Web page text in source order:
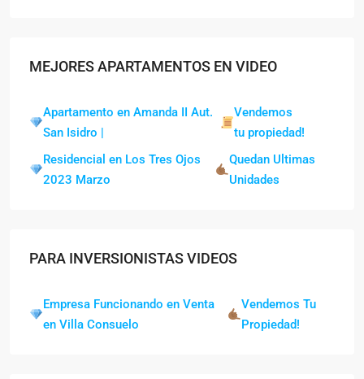
MEJORES APARTAMENTOS EN VIDEO
Apartamento en Amanda II Aut.
San Isidro |
Vendemos
tu propiedad!
Residencial en Los Tres Ojos
2023 Marzo
Quedan Ultimas
Unidades
PARA INVERSIONISTAS VIDEOS
Empresa Funcionando en Venta
en Villa Consuelo
Vendemos Tu
Propiedad!